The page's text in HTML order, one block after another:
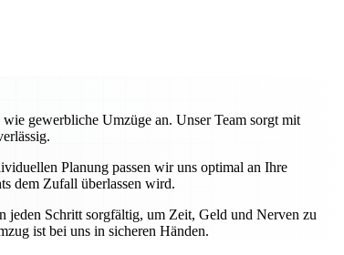
gewerbliche Umzüge an. Unser Team sorgt mit
Planung passen wir uns optimal an Ihre
dem Zufall überlassen wird.
jeden Schritt sorgfältig, um Zeit, Geld und Nerven zu
ist bei uns in sicheren Händen.